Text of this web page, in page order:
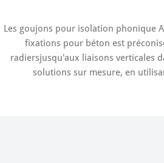
Les goujons pour isolation phonique
fixations pour béton est
radiersjusqu'aux liaisons verticales
solutions sur mesure, en